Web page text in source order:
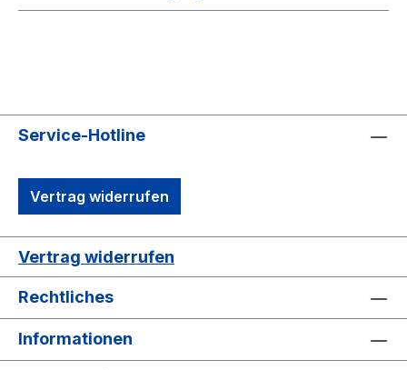
Service-Hotline
Vertrag widerrufen
Vertrag widerrufen
Rechtliches
Informationen